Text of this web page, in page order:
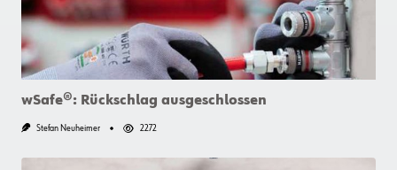
wSafe®: Rückschlag ausgeschlossen
Stefan Neuheimer 2272